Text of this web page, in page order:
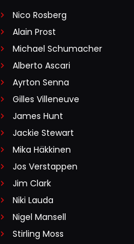
Nico Rosberg
Alain Prost
Michael Schumacher
Alberto Ascari
Ayrton Senna
Gilles Villeneuve
James Hunt
Jackie Stewart
Mika Häkkinen
Jos Verstappen
Jim Clark
Niki Lauda
Nigel Mansell
Stirling Moss